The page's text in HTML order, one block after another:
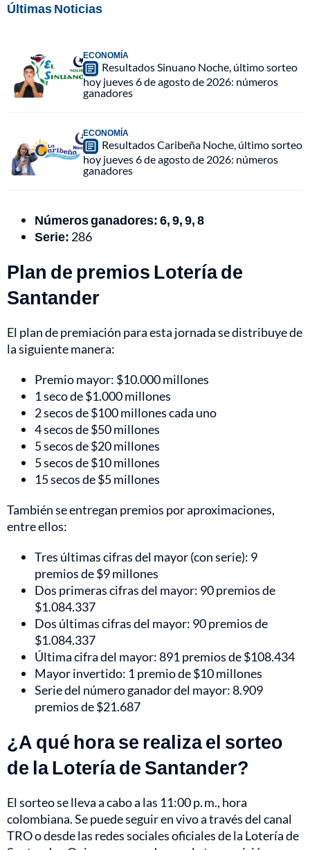
Últimas Noticias
ECONOMÍA
Resultados Sinuano Noche, último sorteo
hoy jueves 6 de agosto de 2026: números
ganadores
ECONOMÍA
Resultados Caribeña Noche, último sorteo
hoy jueves 6 de agosto de 2026: números
ganadores
Números ganadores: 6, 9, 9, 8
Serie: 286
Plan de premios Lotería de
Santander
El plan de premiación para esta jornada se distribuye de
la siguiente manera:
Premio mayor: $10.000 millones
1 seco de $1.000 millones
2 secos de $100 millones cada uno
4 secos de $50 millones
5 secos de $20 millones
5 secos de $10 millones
15 secos de $5 millones
También se entregan premios por aproximaciones,
entre ellos:
Tres últimas cifras del mayor (con serie): 9
premios de $9 millones
Dos primeras cifras del mayor: 90 premios de
$1.084.337
Dos últimas cifras del mayor: 90 premios de
$1.084.337
Última cifra del mayor: 891 premios de $108.434
Mayor invertido: 1 premio de $10 millones
Serie del número ganador del mayor: 8.909
premios de $21.687
¿A qué hora se realiza el sorteo
de la Lotería de Santander?
El sorteo se lleva a cabo a las 11:00 p. m., hora
colombiana. Se puede seguir en vivo a través del canal
TRO o desde las redes sociales oficiales de la Lotería de